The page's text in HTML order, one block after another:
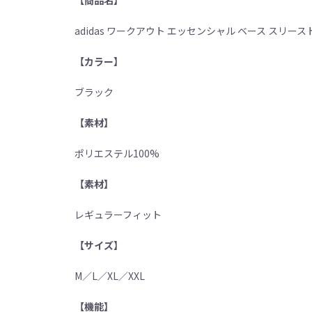
adidas ワークアウト エッセンシャル ベース スリー
【カラー】
ブラック
【素材】
ポリエステル100%
【素材】
レギュラーフィット
【サイズ】
M／L／XL／XXL
【機能】